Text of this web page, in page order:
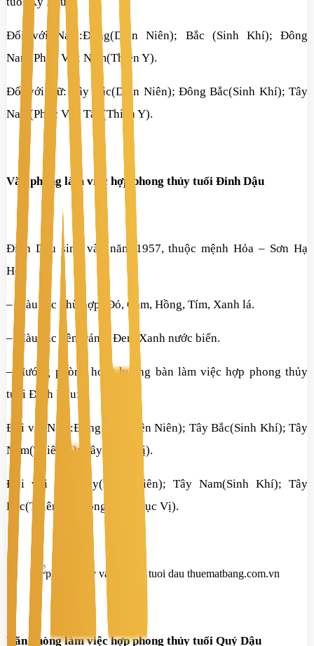
Đối với Nam:Đông(Diên Niên); Bắc (Sinh Khí); Đông
Nam(Phục Vị); Nam(Thiên Y).
Đối với Nữ: Tây Bắc(Diên Niên); Đông Bắc(Sinh Khí); Tây
Nam(Phục Vị); Tây(Thiên Y).
Văn phòng làm việc hợp phong thủy tuổi Đinh Dậu
Đinh Dậu sinh vào năm 1957, thuộc mệnh Hỏa – Sơn Hạ
Hỏa
– Màu sắc phù hợp: Đỏ, Cam, Hồng, Tím, Xanh lá.
– Màu sắc nên tránh: Đen, Xanh nước biển.
– Hướng phòng hoặc hướng bàn làm việc hợp phong thủy
tuổi Đinh Dậu:
Đối với Nam:Đông Bắc(Diên Niên); Tây Bắc(Sinh Khí); Tây
Nam(Thiên Y); Tây(Phục Vị).
Đối với Nữ: Tây(Diên Niên); Tây Nam(Sinh Khí); Tây
Bắc(Thiên Y); Đông Bắc(Phục Vị).
Văn phòng làm việc hợp phong thủy tuổi Quý Dậu